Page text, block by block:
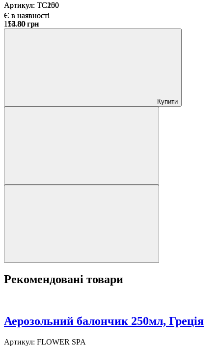
Артикул: TC200
Є в наявності
154.80 грн
Купити
Артикул: TC150
Є в наявності
115.80 грн
Купити
Рекомендовані товари
Аерозольний балончик 250мл, Греція
Артикул: FLOWER SPA